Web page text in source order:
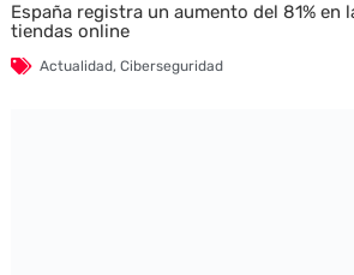
España registra un aumento del 81% en
tiendas online
Actualidad, Ciberseguridad